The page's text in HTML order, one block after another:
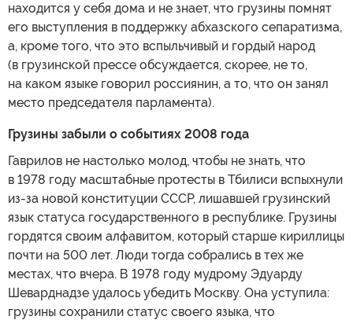
находится у себя дома и не знает, что грузины помнят
его выступления в поддержку абхазского сепаратизма,
а, кроме того, что это вспыльчивый и гордый народ
(в грузинской прессе обсуждается, скорее, не то,
на каком языке говорил россиянин, а то, что он занял
место председателя парламента).
Грузины забыли о событиях 2008 года
Гаврилов не настолько молод, чтобы не знать, что
в 1978 году масштабные протесты в Тбилиси вспыхнули
из-за новой конституции СССР, лишавшей грузинский
язык статуса государственного в республике. Грузины
гордятся своим алфавитом, который старше кириллицы
почти на 500 лет. Люди тогда собрались в тех же
местах, что вчера. В 1978 году мудрому Эдуарду
Шеварднадзе удалось убедить Москву. Она уступила:
грузины сохранили статус своего языка, что